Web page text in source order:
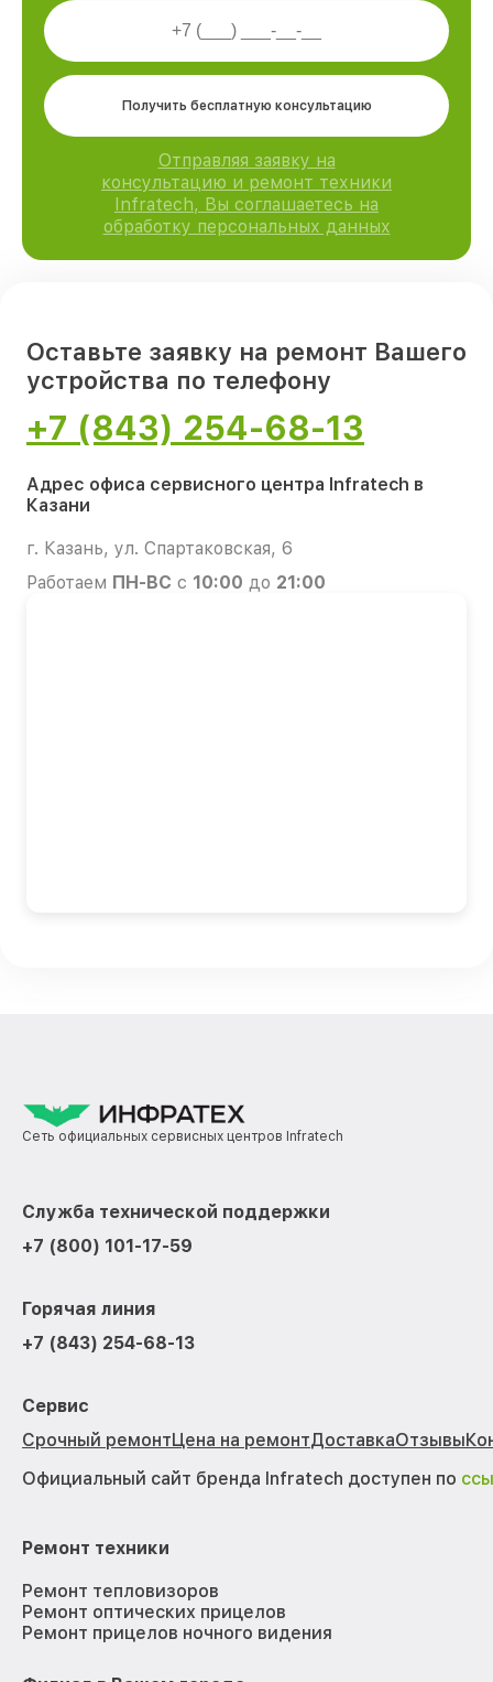
Получить бесплатную консультацию
Отправляя заявку на
консультацию и ремонт техники
Infratech, Вы соглашаетесь на
обработку персональных данных
Оставьте заявку на ремонт Вашего
устройства по телефону
+7 (843) 254-68-13
Адрес офиса сервисного центра Infratech в
Казани
г. Казань, ул. Спартаковская, 6
Работаем ПН-ВС с 10:00 до 21:00
Сеть официальных сервисных центров Infratech
Служба технической поддержки
+7 (800) 101-17-59
Горячая линия
+7 (843) 254-68-13
Сервис
Срочный ремонтЦена на ремонтДоставкаОтзывы
Официальный сайт бренда Infratech доступен по
Ремонт техники
Ремонт тепловизоров
Ремонт оптических прицелов
Ремонт прицелов ночного видения